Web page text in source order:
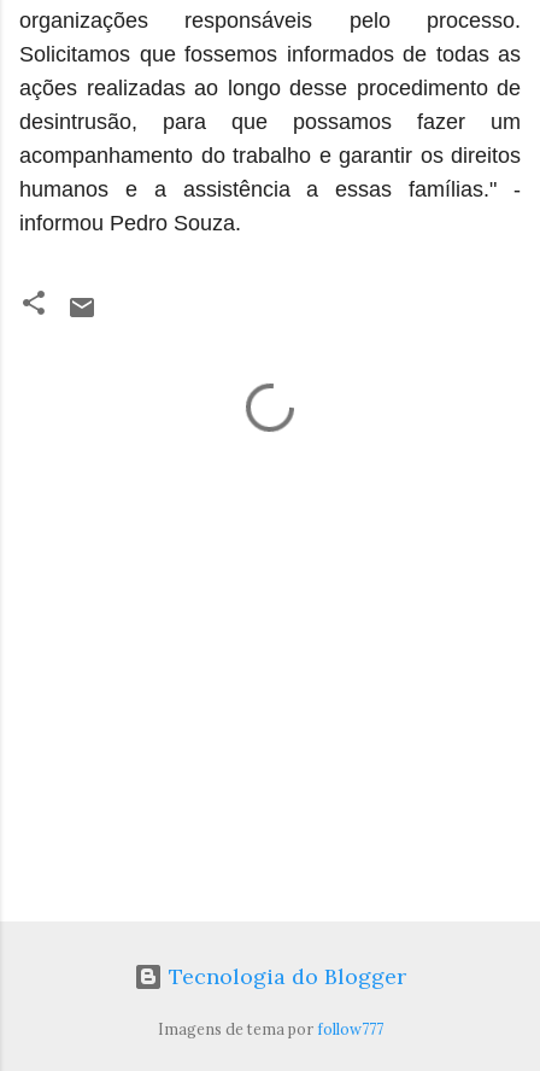
organizações responsáveis pelo processo.
Solicitamos que fossemos informados de todas as
ações realizadas ao longo desse procedimento de
desintrusão, para que possamos fazer um
acompanhamento do trabalho e garantir os direitos
humanos e a assistência a essas famílias." -
informou Pedro Souza.
Tecnologia do Blogger
Imagens de tema porfollow777